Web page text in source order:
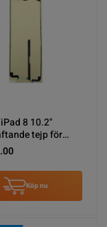
8 10.2"
tejp för
Köp nu